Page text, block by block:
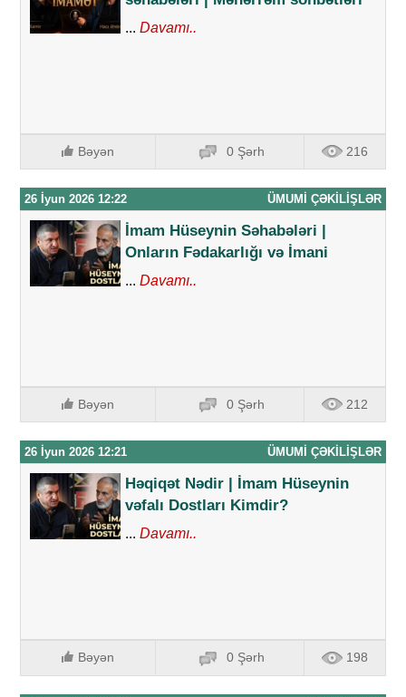
... Davamı..
Bəyən 0 Şərh 216
26 İyun 2026 12:22 ÜMUMI ÇƏKILIŞLƏR
İmam Hüseynin Səhabələri |
Onların Fədakarlığı və İmani
... Davamı..
Bəyən 0 Şərh 212
26 İyun 2026 12:21 ÜMUMI ÇƏKILIŞLƏR
Həqiqət Nədir | İmam Hüseynin
vəfalı Dostları Kimdir?
... Davamı..
Bəyən 0 Şərh 198